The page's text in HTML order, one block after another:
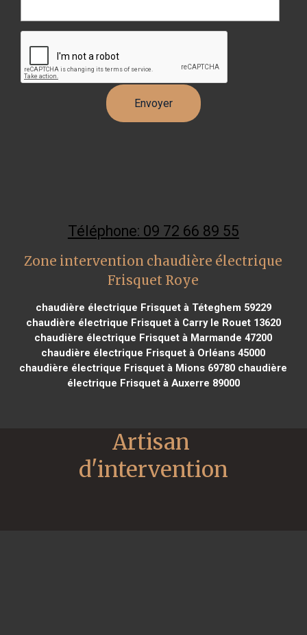
Téléphone: 09 72 66 89 55
Zone intervention chaudière électrique
Frisquet Roye
chaudière électrique Frisquet à Téteghem 59229
chaudière électrique Frisquet à Carry le Rouet 13620
chaudière électrique Frisquet à Marmande 47200
chaudière électrique Frisquet à Orléans 45000
chaudière électrique Frisquet à Mions 69780 chaudière
électrique Frisquet à Auxerre 89000
Artisan
d'intervention